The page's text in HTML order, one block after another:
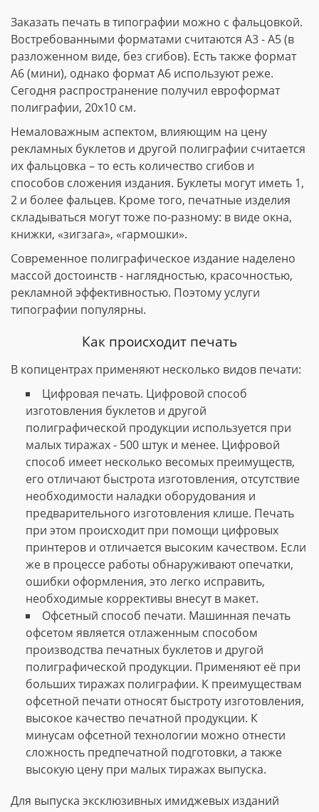
Заказать печать в типографии можно с фальцовкой.
Востребованными форматами считаются А3 - А5 (в
разложенном виде, без сгибов). Есть также формат
А6 (мини), однако формат А6 используют реже.
Сегодня распространение получил евроформат
полиграфии, 20х10 см.
Немаловажным аспектом, влияющим на цену
рекламных буклетов и другой полиграфии считается
их фальцовка – то есть количество сгибов и
способов сложения издания. Буклеты могут иметь 1,
2 и более фальцев. Кроме того, печатные изделия
складываться могут тоже по-разному: в виде окна,
книжки, «зигзага», «гармошки».
Современное полиграфическое издание наделено
массой достоинств - наглядностью, красочностью,
рекламной эффективностью. Поэтому услуги
типографии популярны.
Как происходит печать
В копицентрах применяют несколько видов печати:
Цифровая печать. Цифровой способ
изготовления буклетов и другой
полиграфической продукции используется при
малых тиражах - 500 штук и менее. Цифровой
способ имеет несколько весомых преимуществ,
его отличают быстрота изготовления, отсутствие
необходимости наладки оборудования и
предварительного изготовления клише. Печать
при этом происходит при помощи цифровых
принтеров и отличается высоким качеством. Если
же в процессе работы обнаруживают опечатки,
ошибки оформления, это легко исправить,
необходимые коррективы внесут в макет.
Офсетный способ печати. Машинная печать
офсетом является отлаженным способом
производства печатных буклетов и другой
полиграфической продукции. Применяют её при
больших тиражах полиграфии. К преимуществам
офсетной печати относят быстроту изготовления,
высокое качество печатной продукции. К
минусам офсетной технологии можно отнести
сложность предпечатной подготовки, а также
высокую цену при малых тиражах выпуска.
Для выпуска эксклюзивных имиджевых изданий